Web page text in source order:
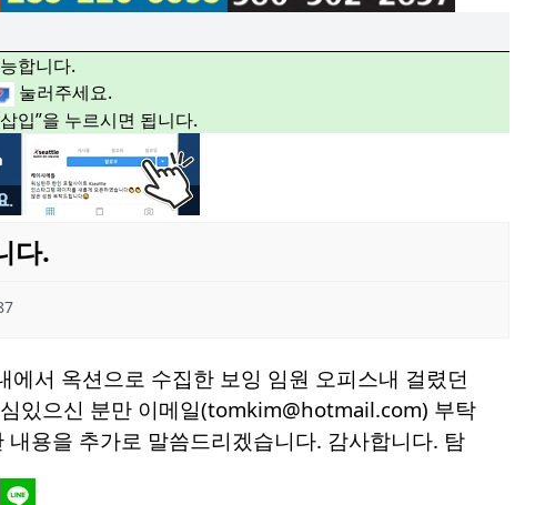
합니다.
눌러주세요.
입”을 누르시면 됩니다.
다.
서 옥션으로 수집한 보잉 임원 오피스내 걸렸던
있으신 분만 이메일(tomkim@hotmail.com) 부탁
용을 추가로 말씀드리겠습니다. 감사합니다. 탐